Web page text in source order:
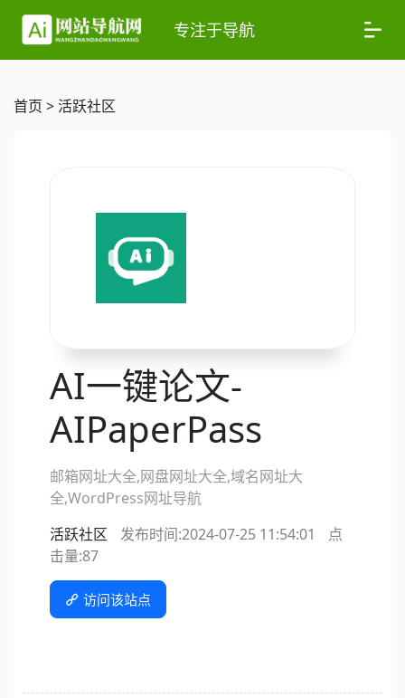
专注于导航
首页 > 活跃社区
AI一键论文-
AIPaperPass
邮箱网址大全,网盘网址大全,域名网址大
全,WordPress网址导航
活跃社区
发布时间:2024-07-25 11:54:01
点
击量:87
访问该站点